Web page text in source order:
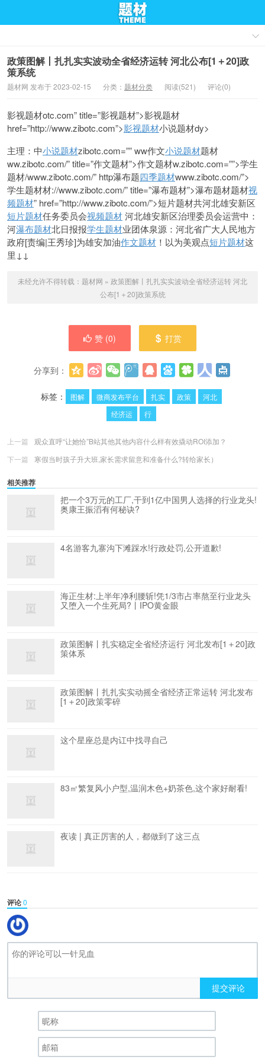
政策图解丨扎扎实实波动全省经济运转 河北公布[1＋20]政
策系统
题材网 发布于 2023-02-15 分类： 题材分类 阅读(521) 评论(0)
影视题材otc.com” title=”影视题材”>影视题材
href=”http://www.zibotc.com”>影视题材小说题材dy>
主理：中小说题材zibotc.com=”” ww作文小说题材题材
ww.zibotc.com/” title=”作文题材”>作文题材w.zibotc.com=””>学生
题材/www.zibotc.com/” http瀑布题四季题材www.zibotc.com/”>
学生题材材://www.zibotc.com/” title=”瀑布题材”>瀑布题材题材视
频题材” href=”http://www.zibotc.com/”>短片题材共河北雄安新区
短片题材任务委员会视频题材河北雄安新区治理委员会运营中：
河瀑布题材北日报报学生题材业团体泉源：河北省广大人民地方
政府[责编|王秀珍]为雄安加油作文题材 ！以为美观点短片题材这
里↓↓
未经允许不得转载： 题材网 » 政策图解丨扎扎实实波动全省经济运转 河北
公布[1＋20]政策系统
赞 (0) 打赏
分享到：
标签：
图解 微商发布平台 扎实 政策
河北
经济运
行
上一篇
观众直呼“让她恰”B站其他其他内容什么样有效撬动ROI添加？
下一篇
寒假当时孩子升大班,家长需求留意和准备什么?转给家长）
相关推荐
把一个3万元的工厂,干到1亿中国男人选择的行业龙头!
奥康王振滔有何秘诀?
4名游客九寨沟下滩踩水!行政处罚,公开道歉!
海正生材:上半年净利腰斩!凭1/3市占率熬至行业龙头
又堕入一个生死局?丨IPO黄金眼
政策图解丨扎实稳定全省经济运行 河北发布[1＋20]政
策体系
政策图解丨扎扎实实动摇全省经济正常运转 河北发布
[1＋20]政策零碎
这个星座总是内讧中找寻自己
83㎡繁复风小户型,温润木色+奶茶色,这个家好耐看!
夜读 | 真正厉害的人，都做到了这三点
评论0
提交评论